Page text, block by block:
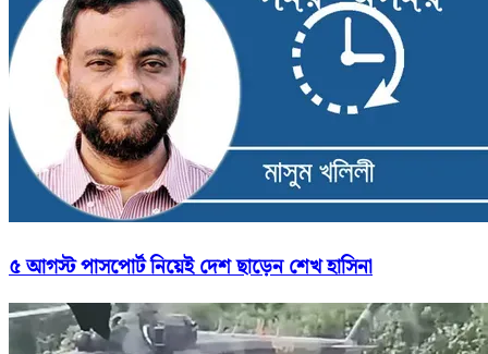
৫ আগস্ট পাসপোর্ট নিয়েই দেশ ছাড়েন শেখ হাসিনা